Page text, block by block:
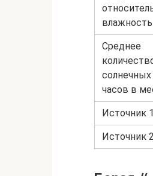
влажность
Среднее
солнечных
часов в
Источник
Источник